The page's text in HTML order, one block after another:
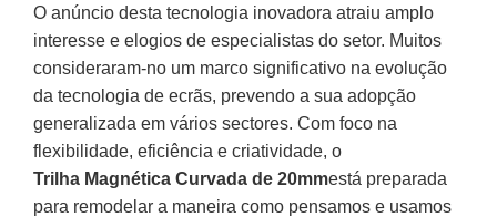
O anúncio desta tecnologia inovadora atraiu amplo
interesse e elogios de especialistas do setor. Muitos
consideraram-no um marco significativo na evolução
da tecnologia de ecrãs, prevendo a sua adopção
generalizada em vários sectores. Com foco na
flexibilidade, eficiência e criatividade, o
Trilha Magnética Curvada de 20mmestá preparada
para remodelar a maneira como pensamos e usamos